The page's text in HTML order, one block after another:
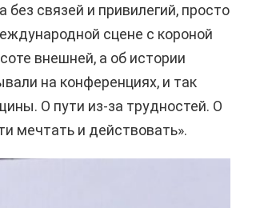
связей и привилегий, просто
сцене с короной
внешней, а об истории
на конференциях, и так
О пути из-за трудностей. О
мечтать и действовать».